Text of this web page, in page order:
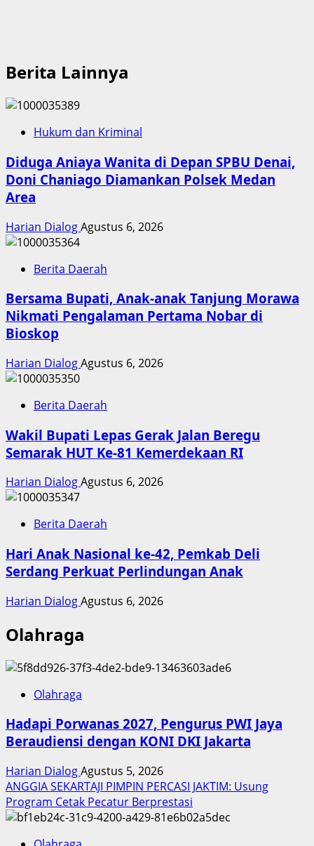
Berita Lainnya
Hukum dan Kriminal
Diduga Aniaya Wanita di Depan SPBU Denai,
Doni Chaniago Diamankan Polsek Medan
Area
Harian DialogAgustus 6, 2026
Berita Daerah
Bersama Bupati, Anak-anak Tanjung Morawa
Nikmati Pengalaman Pertama Nobar di
Bioskop
Harian DialogAgustus 6, 2026
Berita Daerah
Wakil Bupati Lepas Gerak Jalan Beregu
Semarak HUT Ke-81 Kemerdekaan RI
Harian DialogAgustus 6, 2026
Berita Daerah
Hari Anak Nasional ke-42, Pemkab Deli
Serdang Perkuat Perlindungan Anak
Harian DialogAgustus 6, 2026
Olahraga
Olahraga
Hadapi Porwanas 2027, Pengurus PWI Jaya
Beraudiensi dengan KONI DKI Jakarta
Harian DialogAgustus 5, 2026
ANGGIA SEKARTAJI PIMPIN PERCASI JAKTIM: Usung
Program Cetak Pecatur Berprestasi